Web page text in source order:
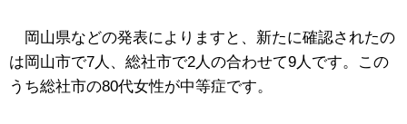
岡山県などの発表によりますと、新たに確認されたの
は岡山市で7人、総社市で2人の合わせて9人です。この
うち総社市の80代女性が中等症です。